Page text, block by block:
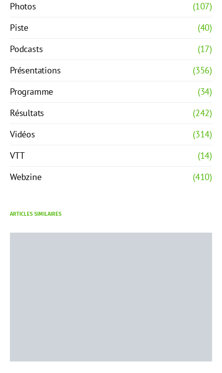
Photos
(107)
Piste
(40)
Podcasts
(17)
Présentations
(356)
Programme
(34)
Résultats
(242)
Vidéos
(314)
VTT
(14)
Webzine
(410)
ARTICLES SIMILAIRES